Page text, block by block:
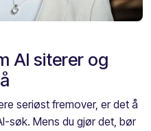
AI siterer og
seriøst fremover, er det å
søk. Mens du gjør det, bør